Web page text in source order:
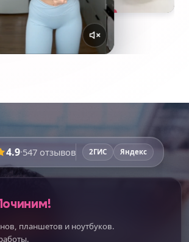
4.9·547 отзывов 2ГИС Яндекс
планшетов и ноутбуков.